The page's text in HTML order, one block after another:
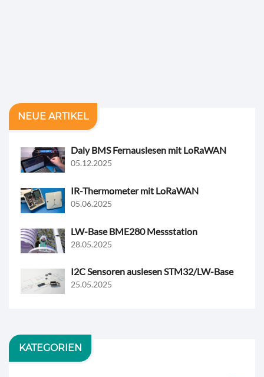
NEUE ARTIKEL
Daly BMS Fernauslesen mit LoRaWAN
05.12.2025
IR-Thermometer mit LoRaWAN
05.06.2025
LW-Base BME280 Messstation
28.05.2025
I2C Sensoren auslesen STM32/LW-Base
25.05.2025
KATEGORIEN